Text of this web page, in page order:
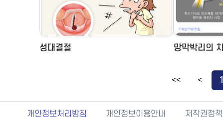
성대결절 망막박리의
<< < 1
개인정보처리방침 개인정보이용안내 저작권정